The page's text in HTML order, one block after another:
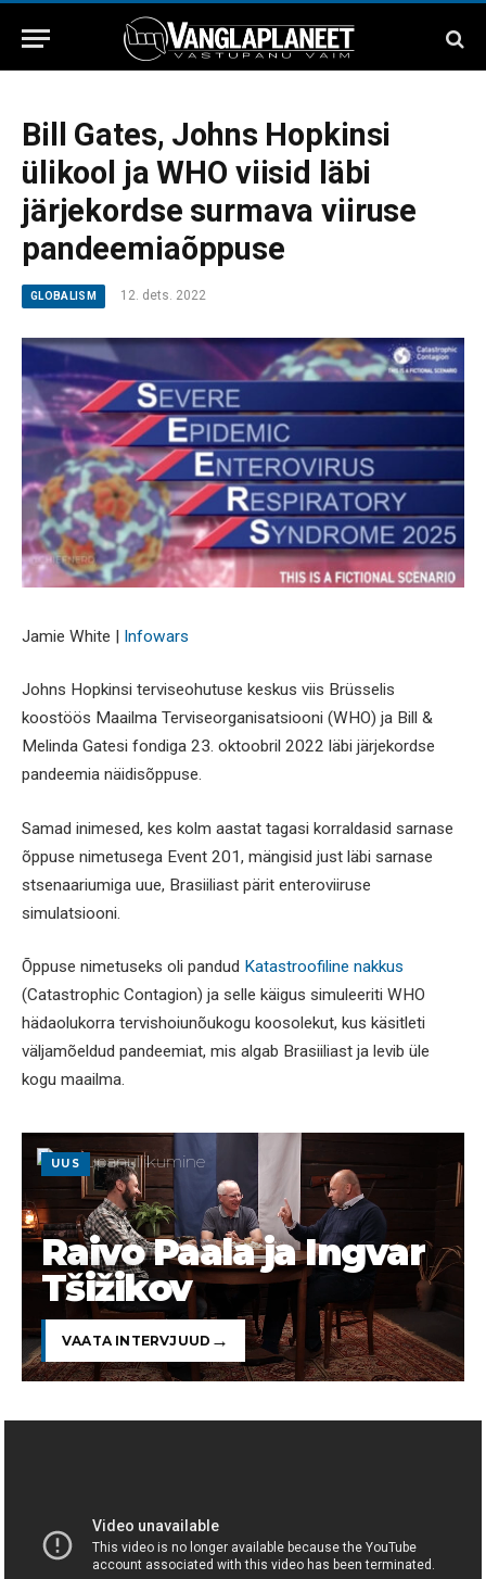
Bill Gates, Johns Hopkinsi
ülikool ja WHO viisid läbi
järjekordse surmava viiruse
pandeemiaõppuse
GLOBALISM 12. dets. 2022
Jamie White | Infowars
Johns Hopkinsi terviseohutuse keskus viis Brüsselis
koostöös Maailma Terviseorganisatsiooni (WHO) ja Bill &
Melinda Gatesi fondiga 23. oktoobril 2022 läbi järjekordse
pandeemia näidisõppuse.
Samad inimesed, kes kolm aastat tagasi korraldasid sarnase
õppuse nimetusega Event 201, mängisid just läbi sarnase
stsenaariumiga uue, Brasiiliast pärit enteroviiruse
simulatsiooni.
Õppuse nimetuseks oli pandud Katastroofiline nakkus
(Catastrophic Contagion) ja selle käigus simuleeriti WHO
hädaolukorra tervishoiunõukogu koosolekut, kus käsitleti
väljamõeldud pandeemiat, mis algab Brasiiliast ja levib üle
kogu maailma.
UUS
Raivo Paala ja Ingvar
Tšižikov
VAATA INTERVJUUD